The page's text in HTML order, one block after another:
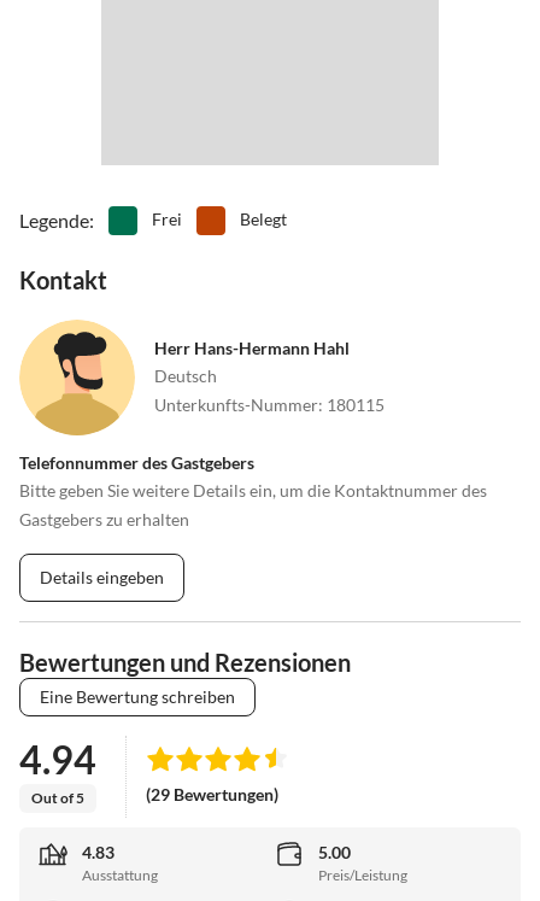
Legende: Frei Belegt
Kontakt
Herr Hans-Hermann Hahl
Deutsch
Unterkunfts-Nummer: 180115
Telefonnummer des Gastgebers
Bitte geben Sie weitere Details ein, um die Kontaktnummer des
Gastgebers zu erhalten
Details eingeben
Bewertungen und Rezensionen
Eine Bewertung schreiben
4.94
Out of 5 (29 Bewertungen)
4.83
Ausstattung
5.00
Preis/Leistung